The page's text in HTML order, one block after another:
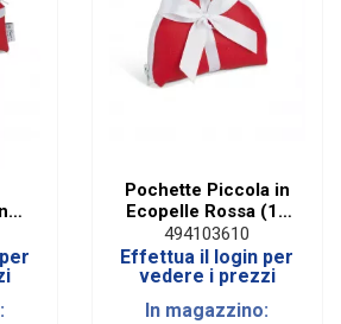
Pochette Piccola in
Ecopelle Rossa (10
PZ)
494103610
Effettua il login per
vedere i prezzi
In magazzino: